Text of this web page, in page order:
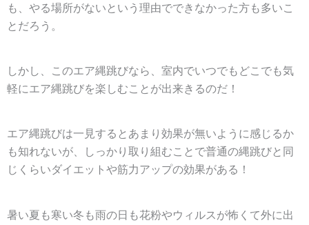
も、やる場所がないという理由でできなかった方も多いこ
とだろう。
しかし、このエア縄跳びなら、室内でいつでもどこでも気
軽にエア縄跳びを楽しむことが出来きるのだ！
エア縄跳びは一見するとあまり効果が無いように感じるか
も知れないが、しっかり取り組むことで普通の縄跳びと同
じくらいダイエットや筋力アップの効果がある！
暑い夏も寒い冬も雨の日も花粉やウィルスが怖くて外に出